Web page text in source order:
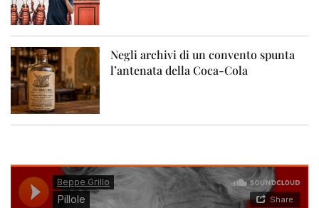
Negli archivi di un convento spunta
l’antenata della Coca-Cola